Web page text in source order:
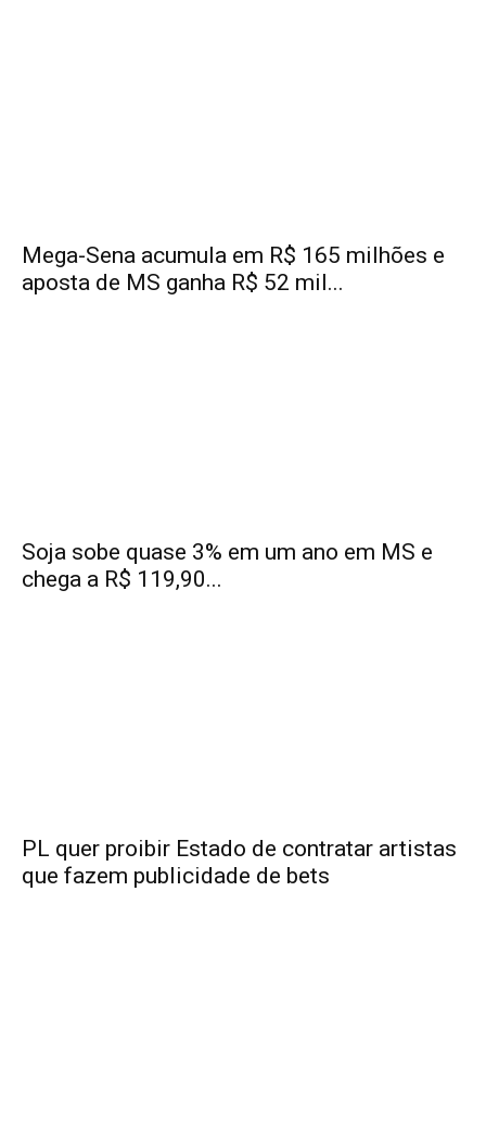
Mega-Sena acumula em R$ 165 milhões e
aposta de MS ganha R$ 52 mil...
Soja sobe quase 3% em um ano em MS e
chega a R$ 119,90...
PL quer proibir Estado de contratar artistas
que fazem publicidade de bets